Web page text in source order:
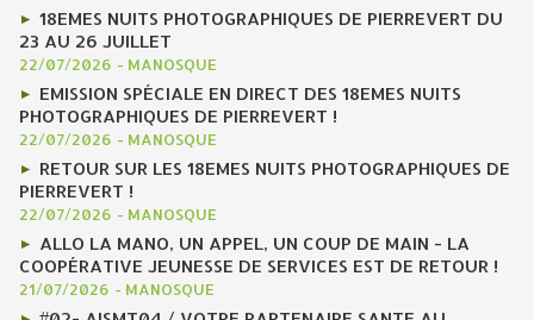
18EMES NUITS PHOTOGRAPHIQUES DE PIERREVERT DU
23 AU 26 JUILLET
22/07/2026 - MANOSQUE
EMISSION SPÉCIALE EN DIRECT DES 18EMES NUITS
PHOTOGRAPHIQUES DE PIERREVERT !
22/07/2026 - MANOSQUE
RETOUR SUR LES 18EMES NUITS PHOTOGRAPHIQUES DE
PIERREVERT !
22/07/2026 - MANOSQUE
ALLO LA MANO, UN APPEL, UN COUP DE MAIN - LA
COOPÉRATIVE JEUNESSE DE SERVICES EST DE RETOUR !
21/07/2026 - MANOSQUE